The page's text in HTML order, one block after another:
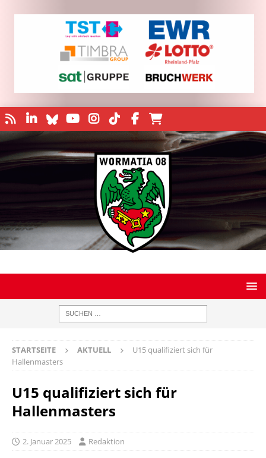
STARTSEITE AKTUELL
U15 qualifiziert sich für
Hallenmasters
U15 qualifiziert sich für
Hallenmasters
2. Januar 2025 Redaktion